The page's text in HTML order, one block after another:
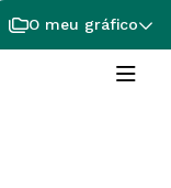
O meu gráfico